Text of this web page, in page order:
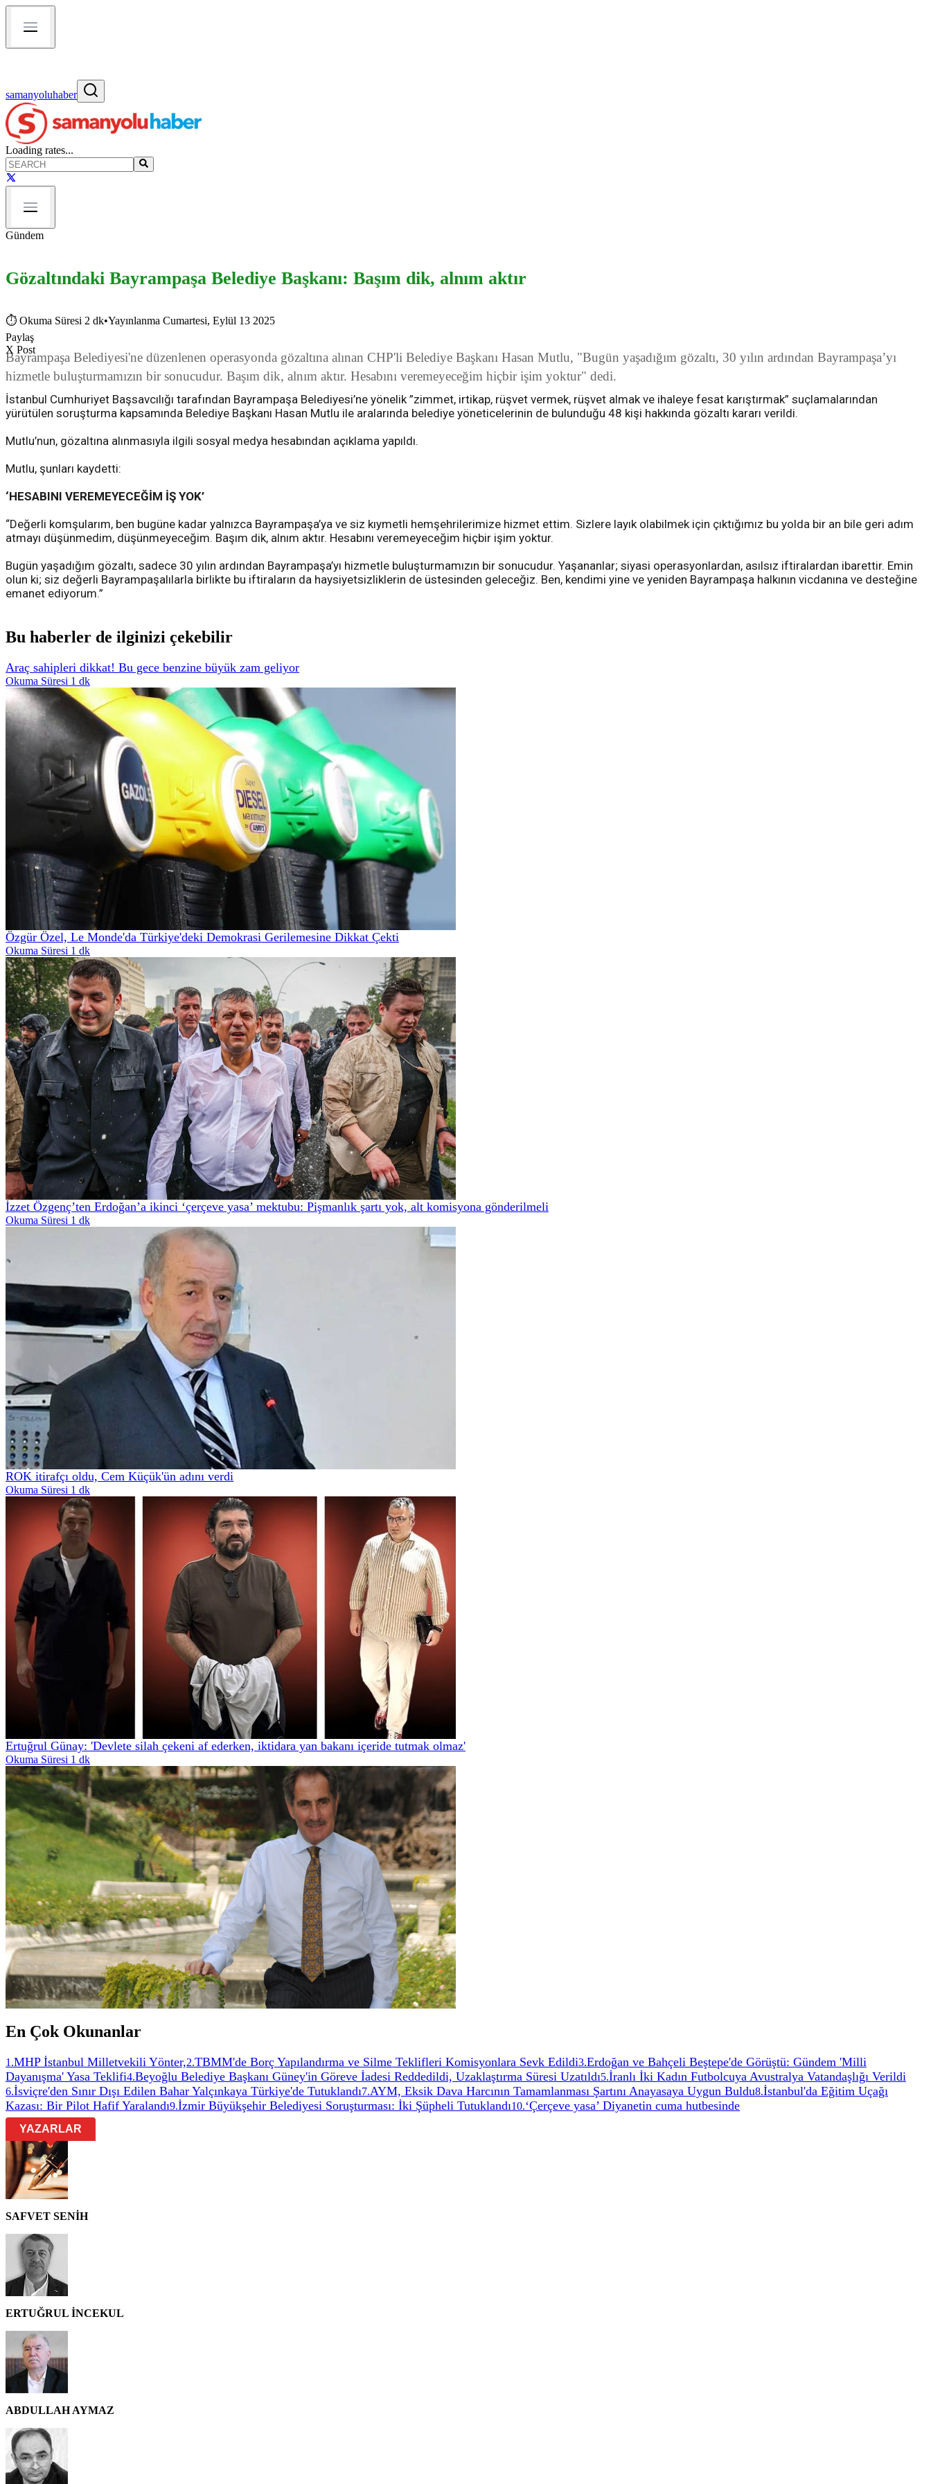
samanyoluhaber
Loading rates...
Gündem
Gözaltındaki Bayrampaşa Belediye Başkanı: Başım dik, alnım aktır
⏱ Okuma Süresi 2 dk•Yayınlanma Cumartesi, Eylül 13 2025
Paylaş
X Post
Bayrampaşa Belediyesi'ne düzenlenen operasyonda gözaltına alınan CHP'li Belediye Başkanı Hasan Mutlu, "Bugün yaşadığım gözaltı, 30 yılın ardından Bayrampaşa’yı
hizmetle buluşturmamızın bir sonucudur. Başım dik, alnım aktır. Hesabını veremeyeceğim hiçbir işim yoktur" dedi.
İstanbul Cumhuriyet Başsavcılığı tarafından Bayrampaşa Belediyesi’ne yönelik ”zimmet, irtikap, rüşvet vermek, rüşvet almak ve ihaleye fesat karıştırmak” suçlamalarından
yürütülen soruşturma kapsamında Belediye Başkanı Hasan Mutlu ile aralarında belediye yöneticelerinin de bulunduğu 48 kişi hakkında gözaltı kararı verildi.
Mutlu’nun, gözaltına alınmasıyla ilgili sosyal medya hesabından açıklama yapıldı.
Mutlu, şunları kaydetti:
‘HESABINI VEREMEYECEĞİM İŞ YOK’
“Değerli komşularım, ben bugüne kadar yalnızca Bayrampaşa’ya ve siz kıymetli hemşehrilerimize hizmet ettim. Sizlere layık olabilmek için çıktığımız bu yolda bir an bile geri adım
atmayı düşünmedim, düşünmeyeceğim. Başım dik, alnım aktır. Hesabını veremeyeceğim hiçbir işim yoktur.
Bugün yaşadığım gözaltı, sadece 30 yılın ardından Bayrampaşa’yı hizmetle buluşturmamızın bir sonucudur. Yaşananlar; siyasi operasyonlardan, asılsız iftiralardan ibarettir. Emin
olun ki; siz değerli Bayrampaşalılarla birlikte bu iftiraların da haysiyetsizliklerin de üstesinden geleceğiz. Ben, kendimi yine ve yeniden Bayrampaşa halkının vicdanına ve desteğine
emanet ediyorum.”
Bu haberler de ilginizi çekebilir
Araç sahipleri dikkat! Bu gece benzine büyük zam geliyor
Okuma Süresi 1 dk
Özgür Özel, Le Monde'da Türkiye'deki Demokrasi Gerilemesine Dikkat Çekti
Okuma Süresi 1 dk
İzzet Özgenç’ten Erdoğan’a ikinci ‘çerçeve yasa’ mektubu: Pişmanlık şartı yok, alt komisyona gönderilmeli
Okuma Süresi 1 dk
ROK itirafçı oldu, Cem Küçük'ün adını verdi
Okuma Süresi 1 dk
Ertuğrul Günay: 'Devlete silah çekeni af ederken, iktidara yan bakanı içeride tutmak olmaz'
Okuma Süresi 1 dk
En Çok Okunanlar
1 .MHP İstanbul Milletvekili Yönter,2.TBMM'de Borç Yapılandırma ve Silme Teklifleri Komisyonlara Sevk Edildi3.Erdoğan ve Bahçeli Beştepe'de Görüştü: Gündem 'Milli
Dayanışma' Yasa Teklifi4.Beyoğlu Belediye Başkanı Güney'in Göreve İadesi Reddedildi, Uzaklaştırma Süresi Uzatıldı5.İranlı İki Kadın Futbolcuya Avustralya Vatandaşlığı Verildi
6.İsviçre'den Sınır Dışı Edilen Bahar Yalçınkaya Türkiye'de Tutuklandı7.AYM, Eksik Dava Harcının Tamamlanması Şartını Anayasaya Uygun Buldu8.İstanbul'da Eğitim Uçağı
Kazası: Bir Pilot Hafif Yaralandı9.İzmir Büyükşehir Belediyesi Soruşturması: İki Şüpheli Tutuklandı10.‘Çerçeve yasa’ Diyanetin cuma hutbesinde
YAZARLAR
SAFVET SENİH
ERTUĞRUL İNCEKUL
ABDULLAH AYMAZ